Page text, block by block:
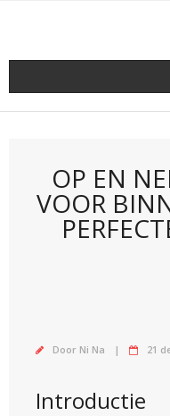
OP EN
VOOR
Door Ni Na 21
Introductie